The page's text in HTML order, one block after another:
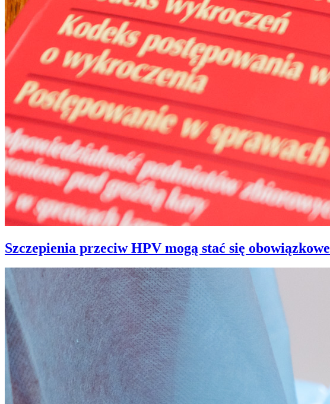
Szczepienia przeciw HPV mogą stać się obowiązkowe